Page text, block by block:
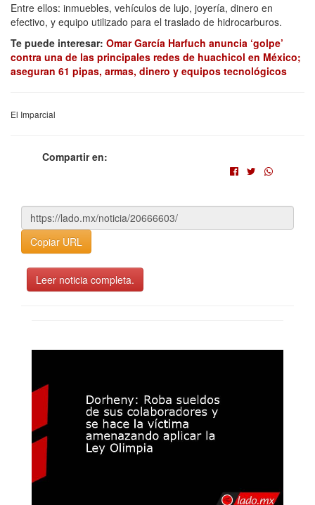
Entre ellos: inmuebles, vehículos de lujo, joyería, dinero en
efectivo, y equipo utilizado para el traslado de hidrocarburos.
Te puede interesar: Omar García Harfuch anuncia ‘golpe’
contra una de las principales redes de huachicol en México;
aseguran 61 pipas, armas, dinero y equipos tecnológicos
El Imparcial
Compartir en:
Copiar URL
Leer noticia completa.